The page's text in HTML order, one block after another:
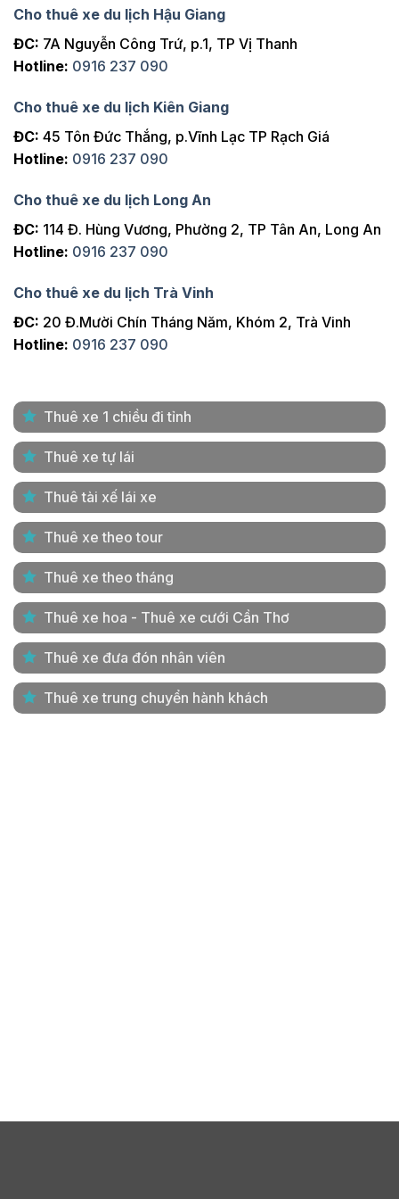
Cho thuê xe du lịch Hậu Giang
ĐC: 7A Nguyễn Công Trứ, p.1, TP Vị Thanh
Hotline: 0916 237 090
Cho thuê xe du lịch Kiên Giang
ĐC: 45 Tôn Đức Thắng, p.Vĩnh Lạc TP Rạch Giá
Hotline: 0916 237 090
Cho thuê xe du lịch Long An
ĐC: 114 Đ. Hùng Vương, Phường 2, TP Tân An, Long An
Hotline: 0916 237 090
Cho thuê xe du lịch Trà Vinh
ĐC: 20 Đ.Mười Chín Tháng Năm, Khóm 2, Trà Vinh
Hotline: 0916 237 090
Thuê xe 1 chiều đi tỉnh
Thuê xe tự lái
Thuê tài xế lái xe
Thuê xe theo tour
Thuê xe theo tháng
Thuê xe hoa - Thuê xe cưới Cần Thơ
Thuê xe đưa đón nhân viên
Thuê xe trung chuyển hành khách